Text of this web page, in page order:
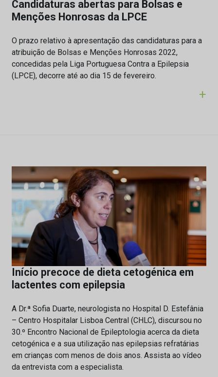
Candidaturas abertas para Bolsas e
Menções Honrosas da LPCE
O prazo relativo à apresentação das candidaturas para a
atribuição de Bolsas e Menções Honrosas 2022,
concedidas pela Liga Portuguesa Contra a Epilepsia
(LPCE), decorre até ao dia 15 de fevereiro.
+
Início precoce de dieta cetogénica em
lactentes com epilepsia
A Dr.ª Sofia Duarte, neurologista no Hospital D. Estefânia
– Centro Hospitalar Lisboa Central (CHLC), discursou no
30.º Encontro Nacional de Epileptologia acerca da dieta
cetogénica e a sua utilização nas epilepsias refratárias
em crianças com menos de dois anos. Assista ao vídeo
da entrevista com a especialista.